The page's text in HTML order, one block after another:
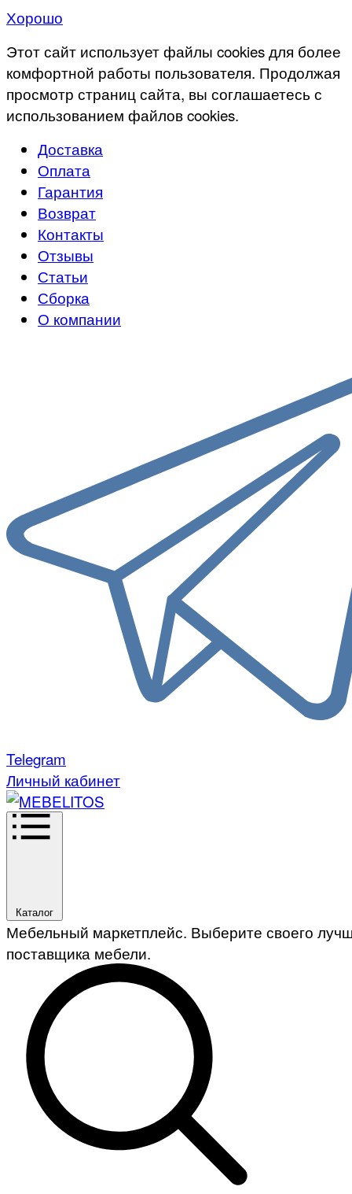
Хорошо
Этот сайт использует файлы cookies для более
комфортной работы пользователя. Продолжая
просмотр страниц сайта, вы соглашаетесь с
использованием файлов cookies.
Доставка
Оплата
Гарантия
Возврат
Контакты
Отзывы
Статьи
Сборка
О компании
Telegram
Личный кабинет
Каталог
Мебельный маркетплейс. Выберите своего
поставщика мебели.